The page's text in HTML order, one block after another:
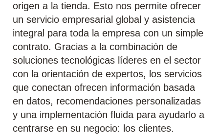
origen a la tienda. Esto nos permite ofrecer
un servicio empresarial global y asistencia
integral para toda la empresa con un simple
contrato. Gracias a la combinación de
soluciones tecnológicas líderes en el sector
con la orientación de expertos, los servicios
que conectan ofrecen información basada
en datos, recomendaciones personalizadas
y una implementación fluida para ayudarlo a
centrarse en su negocio: los clientes.